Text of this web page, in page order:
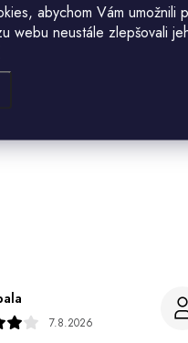
abychom Vám
webu neustále zlepšovali
7.8.2026